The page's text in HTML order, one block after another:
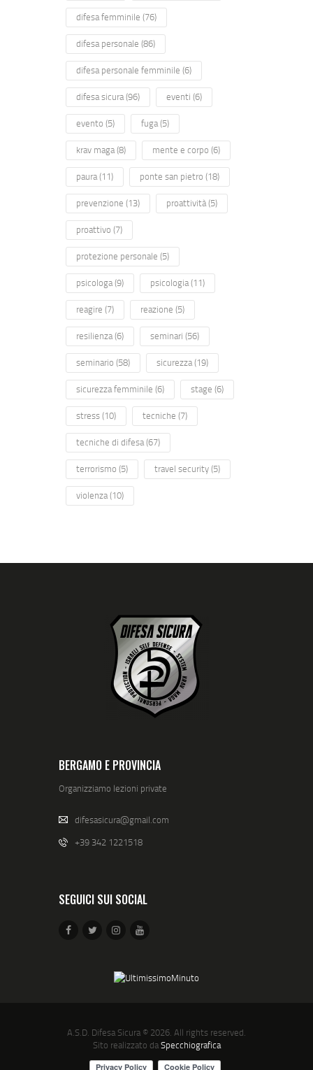
difesa femminile (76)
difesa personale (86)
difesa personale femminile (6)
difesa sicura(96) eventi (6)
evento (5) fuga(5)
krav maga(8) mente e corpo (6)
paura(11) ponte san pietro (18)
prevenzione (13) proattività(5)
proattivo (7)
protezione personale (5)
psicologa(9) psicologia(11)
reagire (7) reazione (5)
resilienza(6) seminari (56)
seminario (58) sicurezza(19)
sicurezza femminile (6) stage (6)
stress(10) tecniche (7)
tecniche di difesa(67)
terrorismo (5) travel security(5)
violenza(10)
BERGAMO E PROVINCIA
Organizziamo lezioni private
difesasicura@gmail.com
+39 342 1221518
SEGUICI SUI SOCIAL
A.S.D. Difesa Sicura © 2026. All rights reserved.
Sito realizzato daSpecchiografica